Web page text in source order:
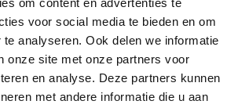
om content en advertenties te
voor social media te bieden en om
analyseren. Ook delen we informatie
onze site met onze partners voor
en analyse. Deze partners kunnen
met andere informatie die u aan